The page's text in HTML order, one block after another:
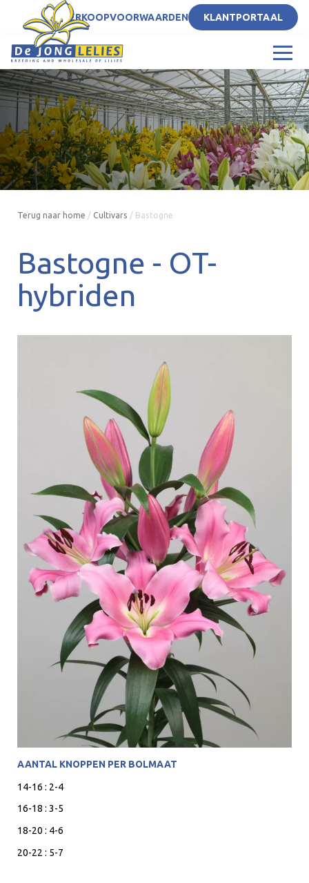
NLVERKOOPVOORWAARDEN KLANTPORTAAL
Terug naar home / Cultivars / Bastogne
Bastogne - OT-
hybriden
AANTAL KNOPPEN PER BOLMAAT
14-16 : 2-4
16-18 : 3-5
18-20 : 4-6
20-22 : 5-7